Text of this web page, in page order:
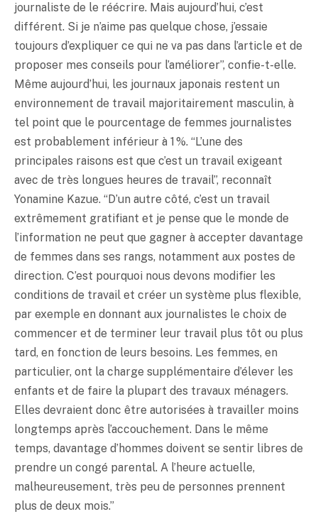
journaliste de le réécrire. Mais aujourd’hui, c’est
différent. Si je n’aime pas quelque chose, j’essaie
toujours d’expliquer ce qui ne va pas dans l’article et de
proposer mes conseils pour l’améliorer”, confie-t-elle.
Même aujourd’hui, les journaux japonais restent un
environnement de travail majoritairement masculin, à
tel point que le pourcentage de femmes journalistes
est probablement inférieur à 1 %. “L’une des
principales raisons est que c’est un travail exigeant
avec de très longues heures de travail”, reconnaît
Yonamine Kazue. “D’un autre côté, c’est un travail
extrêmement gratifiant et je pense que le monde de
l’information ne peut que gagner à accepter davantage
de femmes dans ses rangs, notamment aux postes de
direction. C’est pourquoi nous devons modifier les
conditions de travail et créer un système plus flexible,
par exemple en donnant aux journalistes le choix de
commencer et de terminer leur travail plus tôt ou plus
tard, en fonction de leurs besoins. Les femmes, en
particulier, ont la charge supplémentaire d’élever les
enfants et de faire la plupart des travaux ménagers.
Elles devraient donc être autorisées à travailler moins
longtemps après l’accouchement. Dans le même
temps, davantage d’hommes doivent se sentir libres de
prendre un congé parental. A l’heure actuelle,
malheureusement, très peu de personnes prennent
plus de deux mois.”